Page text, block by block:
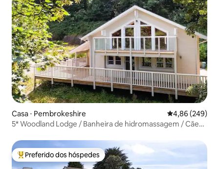
Casa ⋅ Pembrokeshire 4,86 de uma
4,86 (249)
5* Woodland Lodge / Banheira de hidromassagem / Cães /
Entre os melhores preferidos dos hóspedes
Preferido dos hóspedes